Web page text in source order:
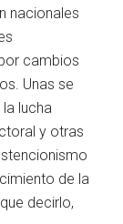
nacionales
cambios
Unas se
lucha
y otras
de la
decirlo,